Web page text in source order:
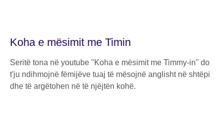
Koha e mësimit me Timin
Seritë tona në youtube ''Koha e mësimit me Timmy-in'' do
t'ju ndihmojnë fëmijëve tuaj të mësojnë anglisht në shtëpi
dhe të argëtohen në të njëjtën kohë.